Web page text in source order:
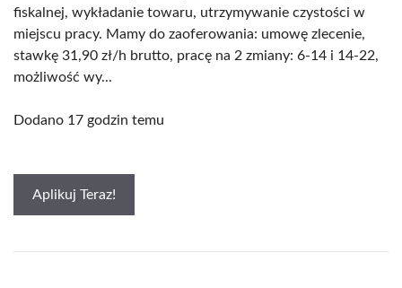
fiskalnej, wykładanie towaru, utrzymywanie czystości w
miejscu pracy. Mamy do zaoferowania: umowę zlecenie,
stawkę 31,90 zł/h brutto, pracę na 2 zmiany: 6-14 i 14-22,
możliwość wy...
Dodano 17 godzin temu
Aplikuj Teraz!